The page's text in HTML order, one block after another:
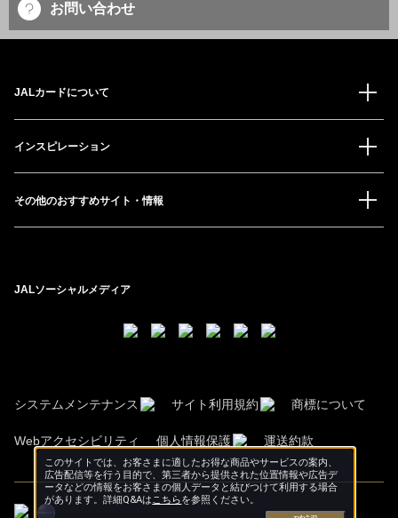
お問い合わせ
JALカードについて
インスピレーション
その他のおすすめサイト・情報
JALソーシャルメディア
システムメンテナンス サイト利用規約 商標について
Webアクセシビリティ 個人情報保護 運送約款
このサイトでは、お客さまに適したお得な商品やサービスの案内、
広告配信等を行う目的で、第三者から提供された位置情報や広告デ
ータなどの情報をお客さまの個人データと結びつけて利用する場合
があります。詳細Q&Aはこちらを参照ください。